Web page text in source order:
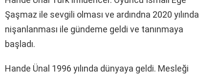
Şaşmaz ile sevgili olması ve ardındna 2020 yılında
nişanlanması ile gündeme geldi ve tanınmaya
başladı.
Hande Ünal 1996 yılında dünyaya geldi. Mesleği